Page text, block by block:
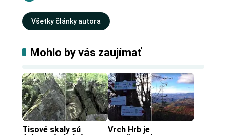
Všetky články autora
Mohlo by vás zaujímať
Tisové skaly sú
Vrch Hrb je